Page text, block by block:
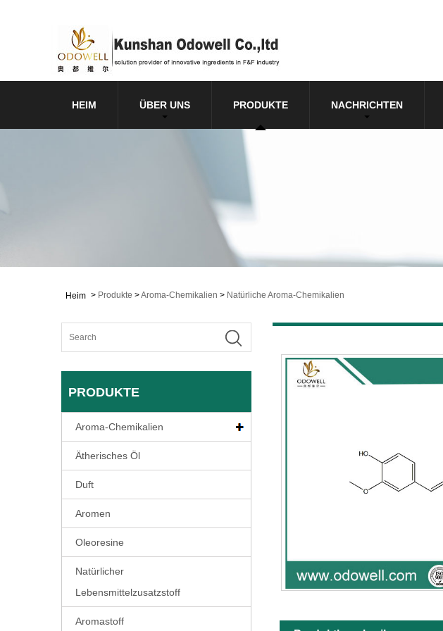
HEIM ÜBER UNS PRODUKTE NACHRICHTEN
Heim > Produkte >Aroma-Chemikalien > Natürliche Aroma-Chemikalien
PRODUKTE
Aroma-Chemikalien
Ätherisches Öl
Duft
Aromen
Oleoresine
Natürlicher
Lebensmittelzusatzstoff
Aromastoff